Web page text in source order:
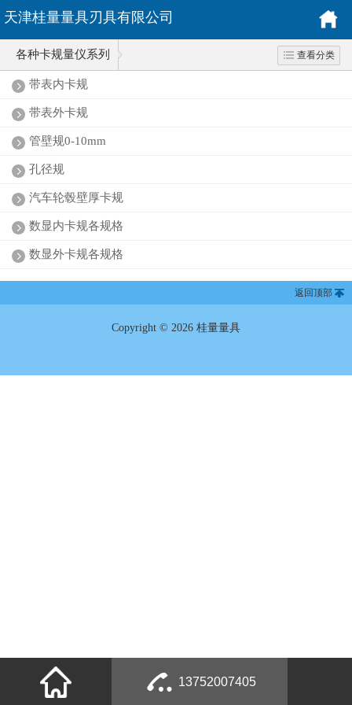
天津桂量量具刃具有限公司
各种卡规量仪系列 查看分类
带表内卡规
带表外卡规
管壁规0-10mm
孔径规
汽车轮毂壁厚卡规
数显内卡规各规格
数显外卡规各规格
返回顶部
Copyright © 2026 桂量量具
13752007405